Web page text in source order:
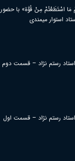
با حضور
– قسمت دوم
قسمت اول